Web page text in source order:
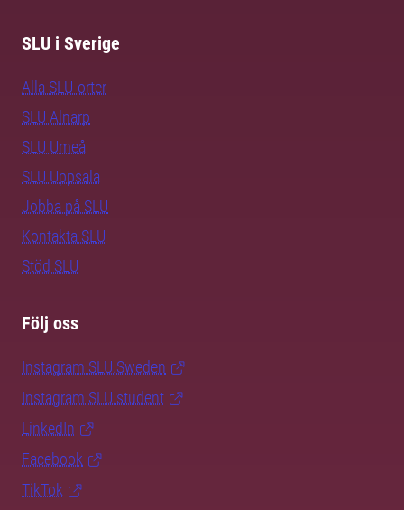
SLU i Sverige
Alla SLU-orter
SLU Alnarp
SLU Umeå
SLU Uppsala
Jobba på SLU
Kontakta SLU
Stöd SLU
Följ oss
Instagram SLU.Sweden
Instagram SLU.student
LinkedIn
Facebook
TikTok